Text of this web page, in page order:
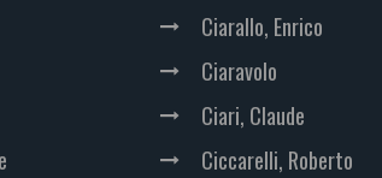
Ciarallo, Enrico
Ciaravolo
Ciari, Claude
Ciccarelli, Roberto